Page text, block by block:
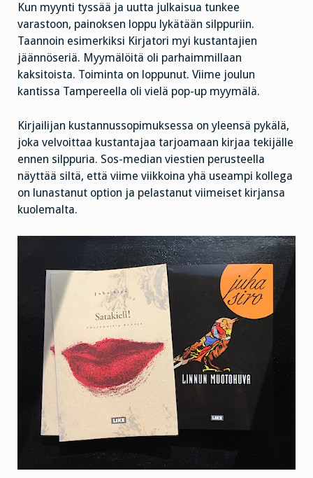
Kun myynti tyssää ja uutta julkaisua tunkee
varastoon, painoksen loppu lykätään silppuriin.
Taannoin esimerkiksi Kirjatori myi kustantajien
jäännöseriä. Myymälöitä oli parhaimmillaan
kaksitoista. Toiminta on loppunut. Viime joulun
kantissa Tampereella oli vielä pop-up myymälä.
Kirjailijan kustannussopimuksessa on yleensä pykälä,
joka velvoittaa kustantajaa tarjoamaan kirjaa tekijälle
ennen silppuria. Sos-median viestien perusteella
näyttää siltä, että viime viikkoina yhä useampi kollega
on lunastanut option ja pelastanut viimeiset kirjansa
kuolemalta.